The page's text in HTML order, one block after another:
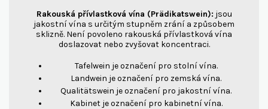
Rakouská přívlastková vína (Prädikatswein): jsou
jakostní vína s určitým stupněm zrání a způsobem
sklizně. Není povoleno rakouská přívlastková vína
doslazovat nebo zvyšovat koncentraci.
Tafelwein je označení pro stolní vína.
Landwein je označení pro zemská vína.
Qualitätswein je označení pro jakostní vína.
Kabinet je označení pro kabinetní vína.